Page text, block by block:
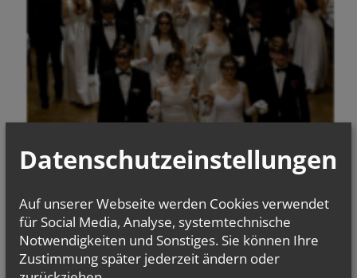
Datenschutzeinstellungen
Auf unserer Webseite werden Cookies verwendet
für Social Media, Analyse, systemtechnische
Notwendigkeiten und Sonstiges. Sie können Ihre
Zustimmung später jederzeit ändern oder